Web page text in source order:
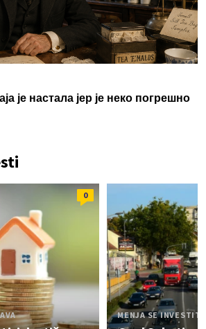
је настала јер је неко погрешно
0
MENJA SE